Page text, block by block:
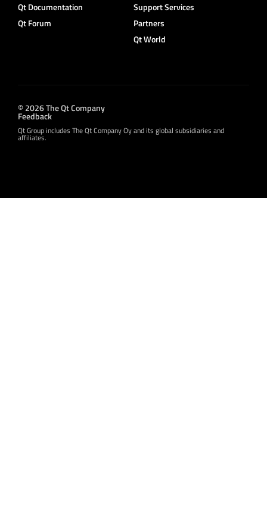
Qt Documentation
Qt Forum
Support Services
Partners
Qt World
© 2026 The Qt Company
Feedback
Qt Group includes The Qt Company Oy and its global subsidiaries and
affiliates.